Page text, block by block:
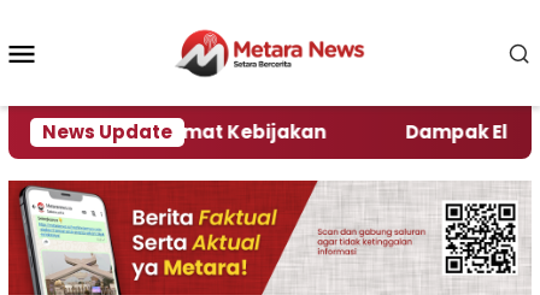
konten
News Update
Kata Pengamat Kebijakan Dampak El Nino,